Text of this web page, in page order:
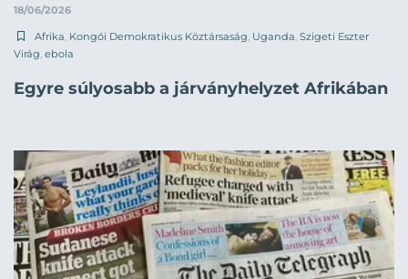
18/06/2026
Afrika Kongói Demokratikus Köztársaság Uganda Szigeti Eszter
Virág ebola
Egyre súlyosabb a járványhelyzet Afrikában